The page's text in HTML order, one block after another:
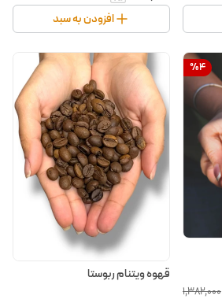
افزودن به سبد
%4
۱٬۳۸۲٬۰۰۰
قهوه ویتنام ربوستا